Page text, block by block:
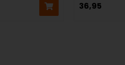
36,95